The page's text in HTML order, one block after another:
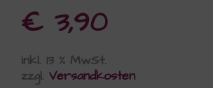
€ 3,90
inkl. 13 % MwSt.
zzgl. Versandkosten